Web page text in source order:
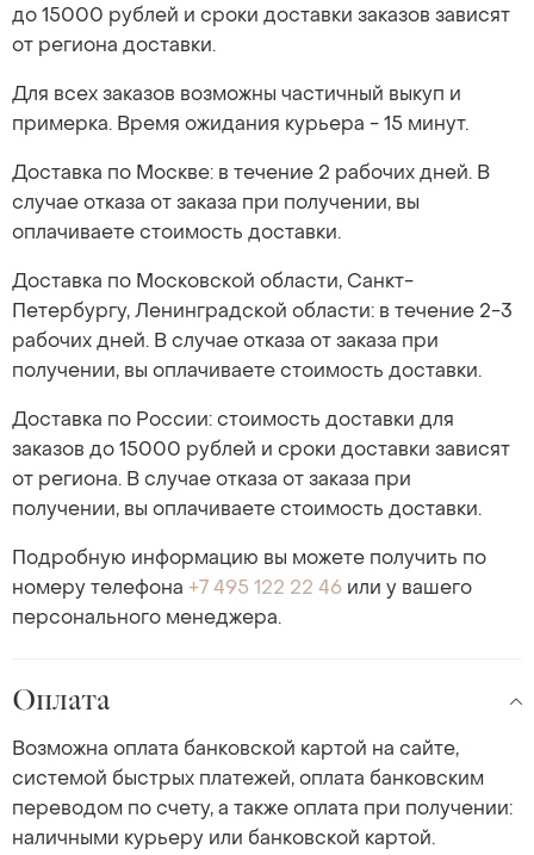
до 15000 рублей и сроки доставки заказов зависят
от региона доставки.
Для всех заказов возможны частичный выкуп и
примерка. Время ожидания курьера - 15 минут.
Доставка по Москве: в течение 2 рабочих дней. В
случае отказа от заказа при получении, вы
оплачиваете стоимость доставки.
Доставка по Московской области, Санкт-
Петербургу, Ленинградской области: в течение 2-3
рабочих дней. В случае отказа от заказа при
получении, вы оплачиваете стоимость доставки.
Доставка по России: стоимость доставки для
заказов до 15000 рублей и сроки доставки зависят
от региона. В случае отказа от заказа при
получении, вы оплачиваете стоимость доставки.
Подробную информацию вы можете получить по
номеру телефона +7 495 122 22 46 или у вашего
персонального менеджера.
Оплата
Возможна оплата банковской картой на сайте,
системой быстрых платежей, оплата банковским
переводом по счету, а также оплата при получении:
наличными курьеру или банковской картой.